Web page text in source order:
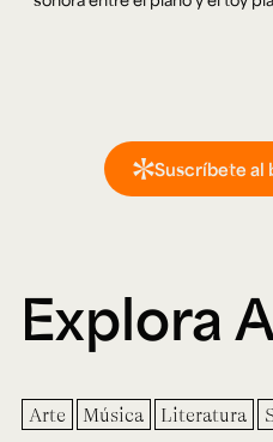
Suscríbete al
Explora
Arte Música Literatura